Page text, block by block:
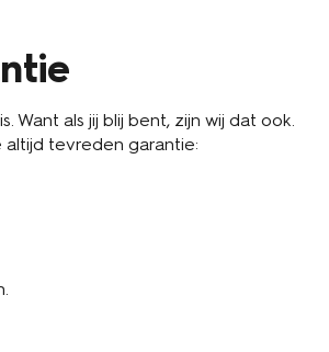
Want als jij blij bent, zijn wij dat ook.
tevreden garantie: